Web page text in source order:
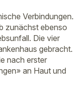
Verbindungen.
zunächst ebenso
Die vier
gebracht.
nach erster
an Haut und